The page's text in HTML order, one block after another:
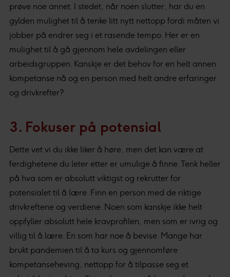
prøve noe annet. I stedet, når noen slutter, har du en
gylden mulighet til å tenke litt nytt nettopp fordi måten vi
jobber på endrer seg i et rasende tempo. Her er en
mulighet til å gå gjennom hele avdelingen eller
arbeidsgruppen. Kanskje er det behov for en helt annen
kompetanse nå og en person med helt andre erfaringer
og drivkrefter?
3. Fokuser på potensial
Dette vet vi du ikke liker å høre, men det kan være at
ferdighetene du leter etter er umulige å finne. Tenk heller
på hva som er absolutt viktigst og rekrutter for
potensialet til å lære. Finn en person med de riktige
drivkreftene og verdiene. Noen som kanskje ikke helt
oppfyller absolutt hele kravprofilen, men som er ivrig og
villig til å lære. En som har noe å bevise. Mange har
brukt pandemien til å ta kurs og gjennomføre
kompetanseheving, nettopp for å tilpasse seg et